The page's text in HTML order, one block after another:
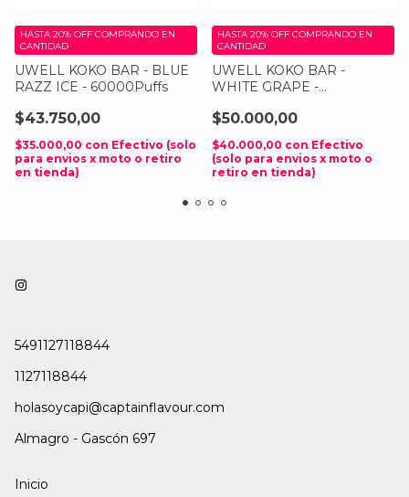
UWELL KOKO BAR - BLUE
RAZZ ICE - 60000Puffs
$43.750,00
HASTA 20% OFF COMPRANDO EN
CANTIDAD
$35.000,00 con Efectivo (solo
para envios x moto o retiro
en tienda)
UWELL KOKO BAR -
WHITE GRAPE -
$50.000,00
HASTA 20% OFF COMPRANDO EN
CANTIDAD
$40.000,00 con Efectivo
(solo para envios x moto o
retiro en tienda)
5491127118844
1127118844
holasoycapi@captainflavour.com
Almagro - Gascón 697
Inicio